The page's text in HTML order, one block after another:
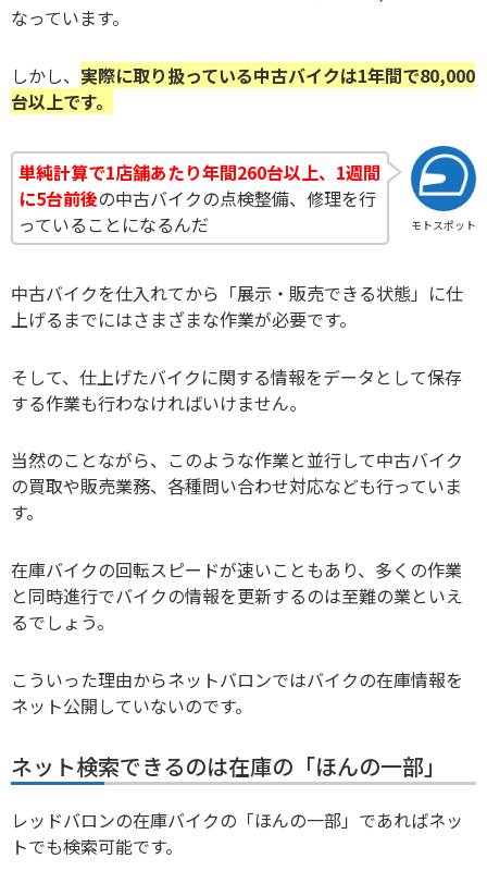
なっています。
しかし、 実際に取り扱っている中古バイクは1年間で80,000
台以上です。
モトスポット
単純計算で1店舗あたり年間260台以上、1週間
に5台前後の中古バイクの点検整備、修理を行
っていることになるんだ
中古バイクを仕入れてから「展示・販売できる状態」に仕
上げるまでにはさまざまな作業が必要です。
そして、仕上げたバイクに関する情報をデータとして保存
する作業も行わなければいけません。
当然のことながら、このような作業と並行して中古バイク
の買取や販売業務、各種問い合わせ対応なども行っていま
す。
在庫バイクの回転スピードが速いこともあり、多くの作業
と同時進行でバイクの情報を更新するのは至難の業といえ
るでしょう。
こういった理由からネットバロンではバイクの在庫情報を
ネット公開していないのです。
ネット検索できるのは在庫の「ほんの一部」
レッドバロンの在庫バイクの「ほんの一部」であればネッ
トでも検索可能です。